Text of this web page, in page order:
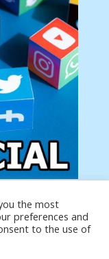
link de tu
the most
preferences and
to the use of